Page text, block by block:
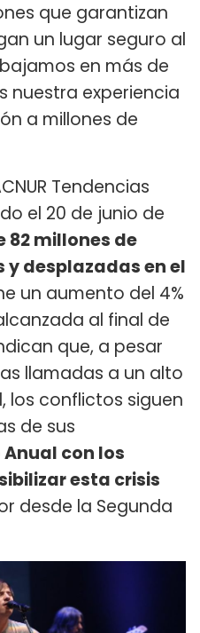
que garantizan
un lugar seguro al
en más de
nuestra experiencia
a millones de
Tendencias
el 20 de junio de
82 millones de
desplazadas en el
un aumento del 4%
al final de
que, a pesar
llamadas a un alto
los conflictos siguen
de sus
con los
esta crisis
desde la Segunda